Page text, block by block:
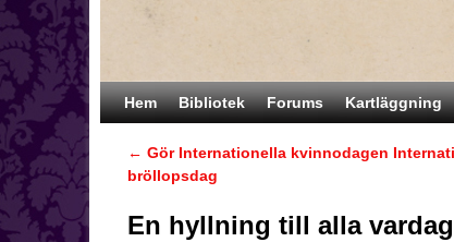
Hoppa till huvudinnehåll
Hoppa till sekundärt innehåll
Hem Bibliotek Forums Kartläggning
Inläggsnavigering
← Gör Internationella kvinnodagen
bröllopsdag
En hyllning till alla